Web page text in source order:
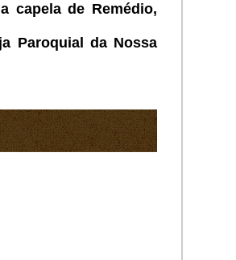
capela de Remédio,
Paroquial da Nossa